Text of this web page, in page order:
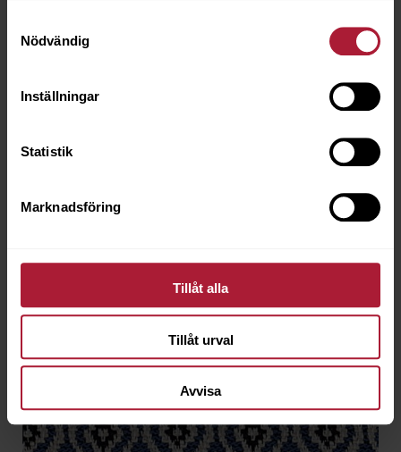
Nödvändig
Inställningar
Statistik
Marknadsföring
Tillåt alla
Tillåt urval
Avvisa